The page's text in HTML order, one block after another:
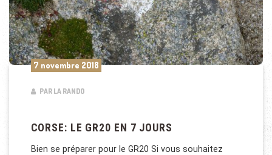
7 novembre 2018
PAR LA RANDO
CORSE: LE GR20 EN 7 JOURS
Bien se préparer pour le GR20 Si vous souhaitez